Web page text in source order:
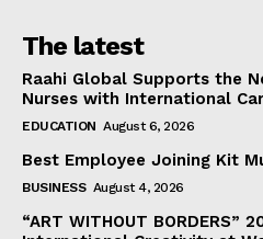
The latest
Raahi Global Supports the
Nurses with International
EDUCATION August 6, 2026
Best Employee Joining Kit
BUSINESS August 4, 2026
“ART WITHOUT BORDERS”